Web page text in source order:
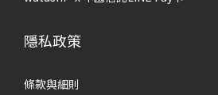
隱私政策
條款與細則